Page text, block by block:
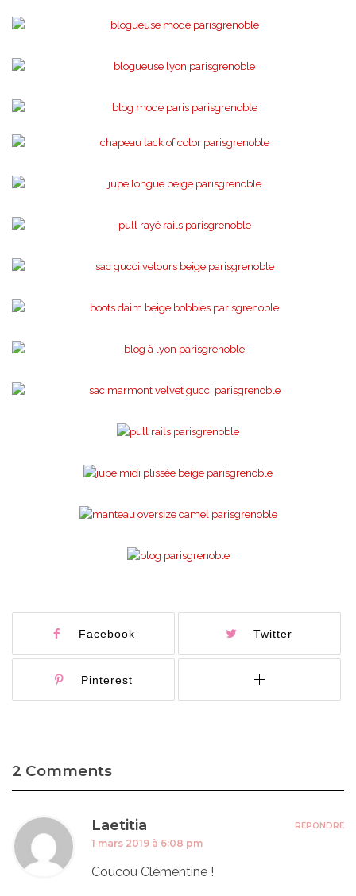
Facebook Twitter
Pinterest
2 Comments
Laetitia
1 mars 2019 à 6:08 pm
Coucou Clémentine !
RÉPONDRE